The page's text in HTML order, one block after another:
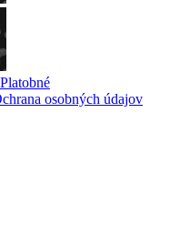
Platobné
osobných údajov